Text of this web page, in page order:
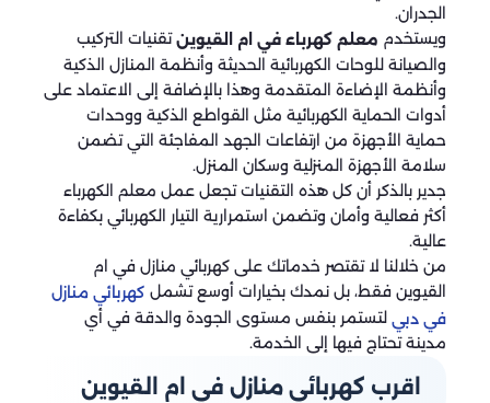
الجدران.
ويستخدم معلم كهرباء في ام القيوينتقنيات التركيب
والصيانة للوحات الكهربائية الحديثة وأنظمة المنازل الذكية
وأنظمة الإضاءة المتقدمة وهذا بالإضافة إلى الاعتماد على
أدوات الحماية الكهربائية مثل القواطع الذكية ووحدات
حماية الأجهزة من ارتفاعات الجهد المفاجئة التي تضمن
سلامة الأجهزة المنزلية وسكان المنزل.
جدير بالذكر أن كل هذه التقنيات تجعل عمل معلم الكهرباء
أكثر فعالية وأمان وتضمن استمرارية التيار الكهربائي بكفاءة
عالية.
من خلالنا لا تقتصر خدماتك على كهربائي منازل في ام
القيوين فقط، بل نمدك بخيارات أوسع تشمل كهربائي منازل
في دبي لتستمر بنفس مستوى الجودة والدقة في أي
مدينة تحتاج فيها إلى الخدمة.
اقرب كهربائي منازل في ام القيوين